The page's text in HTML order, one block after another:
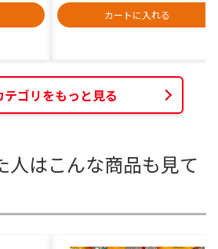
カートに入れる
テゴリをもっと見る
人はこんな商品も見て